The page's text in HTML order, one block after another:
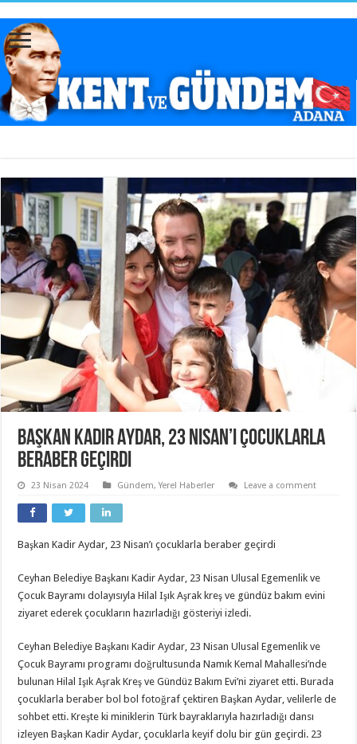
Başkan Kadir Aydar, 23 Nisan’ı çocuklarla
beraber geçirdi
23 Nisan 2024 Gündem,Yerel Haberler Leave a comment
Başkan Kadir Aydar, 23 Nisan’ı çocuklarla beraber geçirdi
Ceyhan Belediye Başkanı Kadir Aydar, 23 Nisan Ulusal Egemenlik ve
Çocuk Bayramı dolayısıyla Hilal Işık Aşrak kreş ve gündüz bakım evini
ziyaret ederek çocukların hazırladığı gösteriyi izledi.
Ceyhan Belediye Başkanı Kadir Aydar, 23 Nisan Ulusal Egemenlik ve
Çocuk Bayramı programı doğrultusunda Namık Kemal Mahallesi’nde
bulunan Hilal Işık Aşrak Kreş ve Gündüz Bakım Evi’ni ziyaret etti. Burada
çocuklarla beraber bol bol fotoğraf çektiren Başkan Aydar, velilerle de
sohbet etti. Kreşte ki miniklerin Türk bayraklarıyla hazırladığı dansı
izleyen Başkan Kadir Aydar, çocuklarla keyif dolu bir gün geçirdi. 23